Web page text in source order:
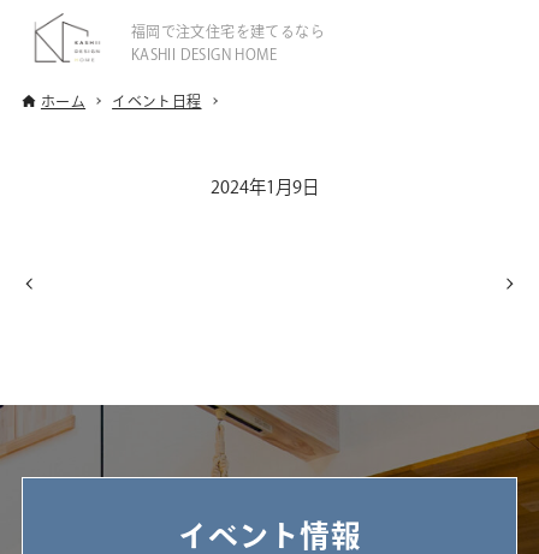
福岡で注文住宅を建てるなら
KASHII DESIGN HOME
ホーム イベント日程
2024年1月9日
イベント情報